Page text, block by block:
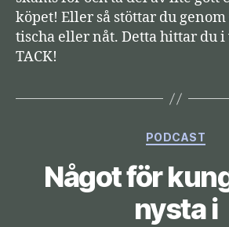
köpet! Eller så stöttar du
tischa eller nåt. Detta hittar du i
TACK!
PODCAST
Något för
nysta i